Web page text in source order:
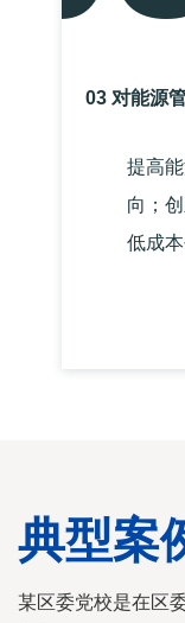
03 对能源
提高
向；
低成本
典型案
某区委党校是在区